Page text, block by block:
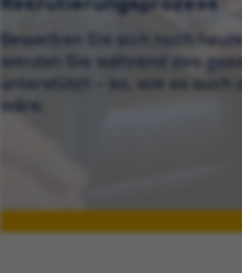
Bewerben Sie sich noch
werden Sie während des
unterstützt – so, wie es auch
wäre.